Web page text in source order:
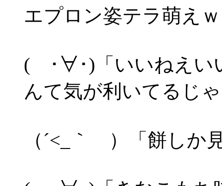
エプロン姿テラ萌え
( ･∀･)「いいねえい
んて気が利いてるじ
（´<_｀ ）「餅しか